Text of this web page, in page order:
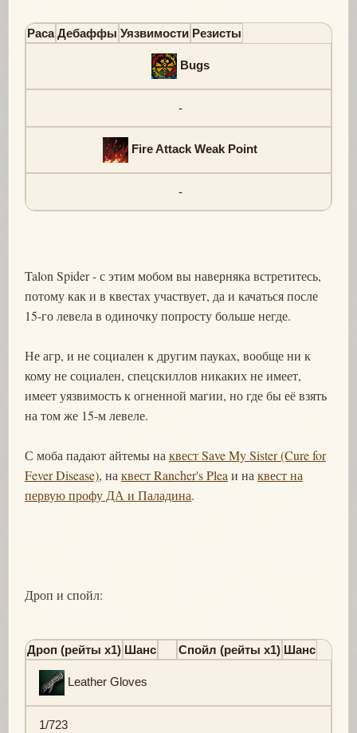
Раса Дебаффы Уязвимости Резисты
Bugs
-
Fire Attack Weak Point
-
Talon Spider - с этим мобом вы наверняка встретитесь,
потому как и в квестах участвует, да и качаться после
15-го левела в одиночку попросту больше негде.
Не агр, и не социален к другим пауках, вообще ни к
кому не социален, спецскиллов никаких не имеет,
имеет уязвимость к огненной магии, но где бы её взять
на том же 15-м левеле.
С моба падают айтемы на квест Save My Sister (Cure for
Fever Disease), на квест Rancher's Plea и на квест на
первую профу ДА и Паладина.
Дроп и спойл:
Дроп (рейты х1) Шанс Спойл (рейты х1) Шанс
Leather Gloves
1/723